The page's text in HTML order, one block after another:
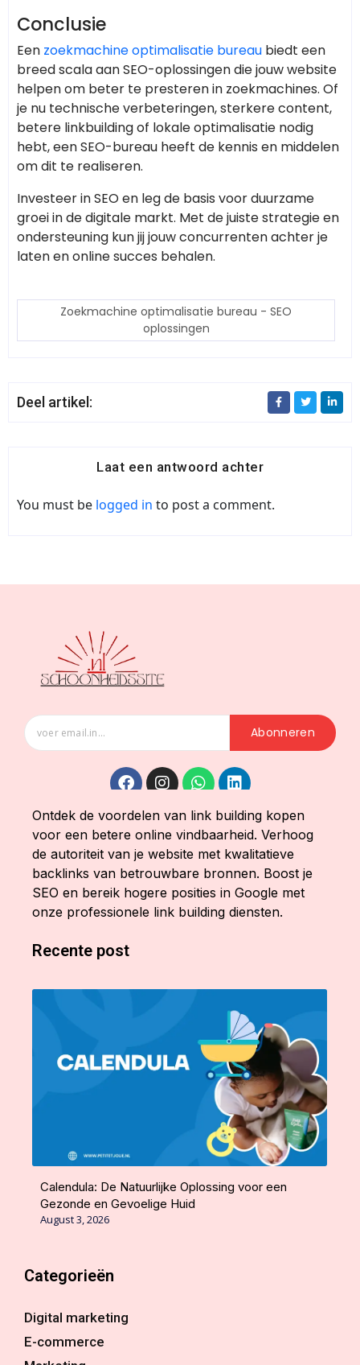
Conclusie
Een zoekmachine optimalisatie bureau biedt een
breed scala aan SEO-oplossingen die jouw website
helpen om beter te presteren in zoekmachines. Of
je nu technische verbeteringen, sterkere content,
betere linkbuilding of lokale optimalisatie nodig
hebt, een SEO-bureau heeft de kennis en middelen
om dit te realiseren.
Investeer in SEO en leg de basis voor duurzame
groei in de digitale markt. Met de juiste strategie en
ondersteuning kun jij jouw concurrenten achter je
laten en online succes behalen.
Zoekmachine optimalisatie bureau - SEO
oplossingen
Deel artikel:
Laat een antwoord achter
You must be logged in to post a comment.
Abonneren
Ontdek de voordelen van link building kopen
voor een betere online vindbaarheid. Verhoog
de autoriteit van je website met kwalitatieve
backlinks van betrouwbare bronnen. Boost je
SEO en bereik hogere posities in Google met
onze professionele link building diensten.
Recente post
Calendula: De Natuurlijke Oplossing voor een
Gezonde en Gevoelige Huid
August 3, 2026
Categorieën
Digital marketing
E-commerce